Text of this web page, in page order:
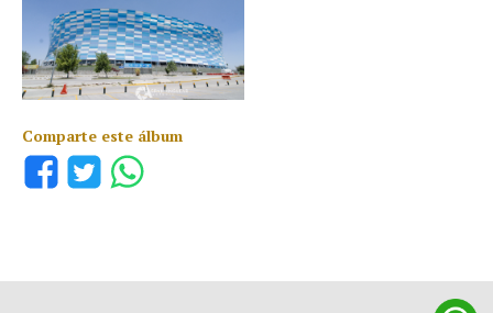
Comparte este álbum